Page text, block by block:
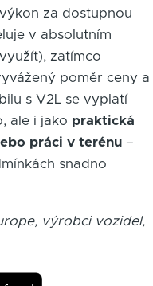
za dostupnou
v absolutním
zatímco
poměr ceny a
s V2L se vyplatí
ale i jako praktická
práci v terénu –
snadno
výrobci vozidel,